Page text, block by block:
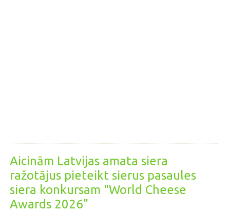
Aicinām Latvijas amata siera
ražotājus pieteikt sierus pasaules
siera konkursam "World Cheese
Awards 2026"